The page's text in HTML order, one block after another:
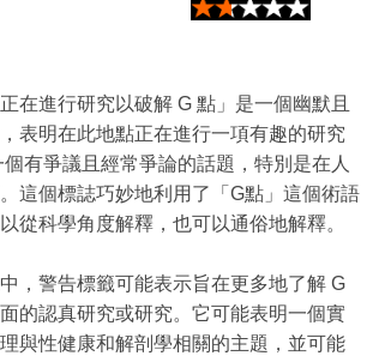
在進行研究以破解 G 點」是一個幽默且
表明在此地點正在進行一項有趣的研究
有爭議且經常爭論的話題，特別是在人
這個標誌巧妙地利用了「G點」這個術語
從科學角度解釋，也可以通俗地解釋。
，警告標籤可能表示旨在更多地了解 G
的認真研究或研究。它可能表明一個實
與性健康和解剖學相關的主題，並可能